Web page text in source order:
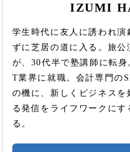
IZUMI
学生時代に友人に誘われ
ずに芝居の道に入る。旅
が、30代半で塾講師に転
T業界に就職。会計専門の
の機に、新しくビジネス
る発信をライフワークに
る。